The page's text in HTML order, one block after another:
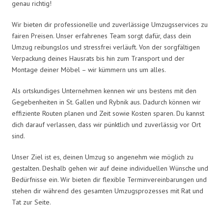
genau richtig!
Wir bieten dir professionelle und zuverlässige Umzugsservices zu
fairen Preisen. Unser erfahrenes Team sorgt dafür, dass dein
Umzug reibungslos und stressfrei verläuft. Von der sorgfältigen
Verpackung deines Hausrats bis hin zum Transport und der
Montage deiner Möbel – wir kümmern uns um alles.
Als ortskundiges Unternehmen kennen wir uns bestens mit den
Gegebenheiten in St. Gallen und Rybnik aus. Dadurch können wir
effiziente Routen planen und Zeit sowie Kosten sparen. Du kannst
dich darauf verlassen, dass wir pünktlich und zuverlässig vor Ort
sind.
Unser Ziel ist es, deinen Umzug so angenehm wie möglich zu
gestalten. Deshalb gehen wir auf deine individuellen Wünsche und
Bedürfnisse ein. Wir bieten dir flexible Terminvereinbarungen und
stehen dir während des gesamten Umzugsprozesses mit Rat und
Tat zur Seite.